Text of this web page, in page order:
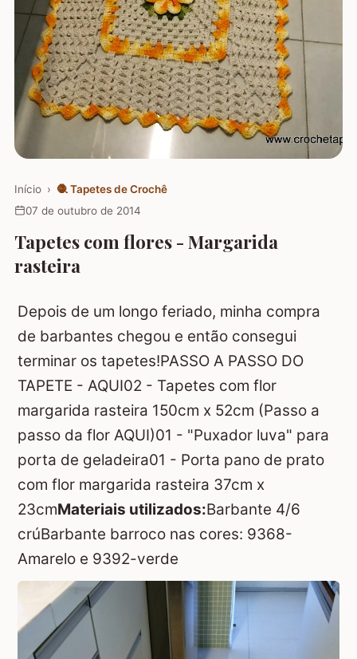
Início › 🧶 Tapetes de Crochê
07 de outubro de 2014
Tapetes com flores - Margarida
rasteira
Depois de um longo feriado, minha compra
de barbantes chegou e então consegui
terminar os tapetes!PASSO A PASSO DO
TAPETE - AQUI02 - Tapetes com flor
margarida rasteira 150cm x 52cm (Passo a
passo da flor AQUI)01 - "Puxador luva" para
porta de geladeira01 - Porta pano de prato
com flor margarida rasteira 37cm x
23cmMateriais utilizados:Barbante 4/6
crúBarbante barroco nas cores: 9368-
Amarelo e 9392-verde